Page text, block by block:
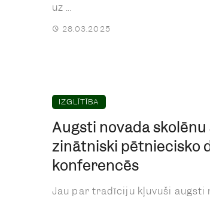
uz ...
28.03.2025
IZGLĪTĪBA
Augsti novada
zinātniski pētniecisko
konferencēs
Jau par tradīciju kļuvuši augsti